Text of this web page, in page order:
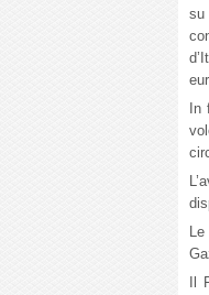
su
Il